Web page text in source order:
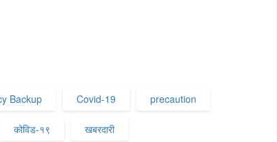
Backup Covid-19 precaution
कोविड-१९ खबरदारी